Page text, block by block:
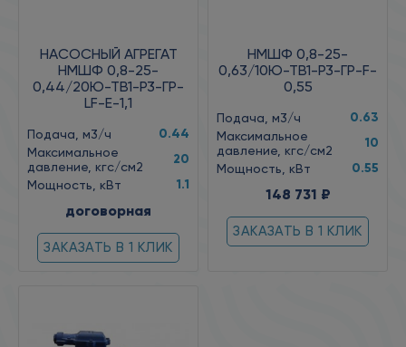
НАСОСНЫЙ АГРЕГАТ
НМШФ 0,8-25-
0,44/20Ю-ТВ1-Р3-ГР-
LF-Е-1,1
Подача, м3/ч 0.44
Максимальное
давление, кгс/см2
20
Мощность, кВт 1.1
договорная
ЗАКАЗАТЬ В 1 КЛИК
НМШФ 0,8-25-
0,63/10Ю-ТВ1-Р3-ГР-F-
0,55
Подача, м3/ч 0.63
Максимальное
давление, кгс/см2
10
Мощность, кВт 0.55
148 731 ₽
ЗАКАЗАТЬ В 1 КЛИК